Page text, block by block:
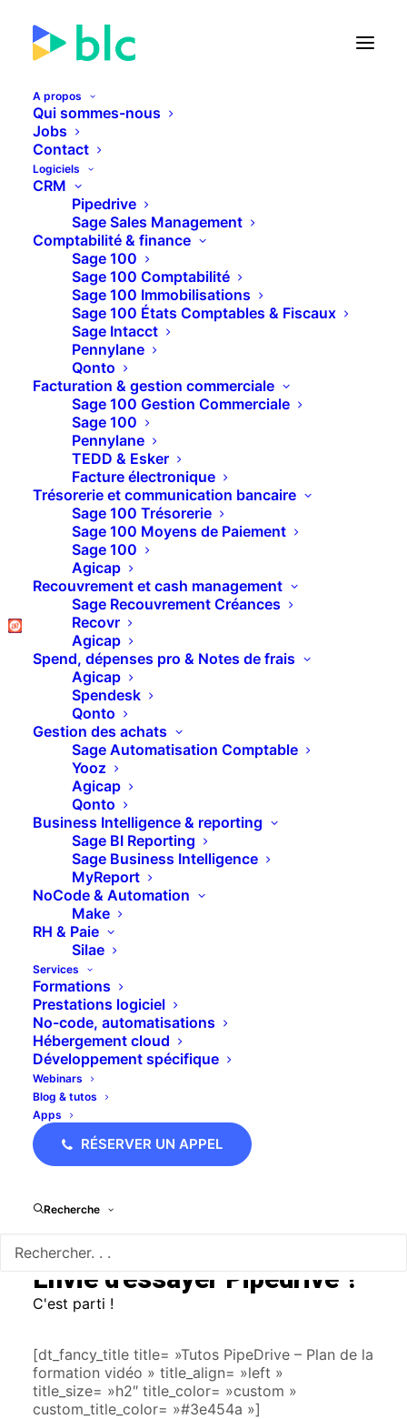
A propos
Qui sommes-nous
Jobs
Contact
Logiciels
CRM
Pipedrive
Sage Sales Management
Comptabilité & finance
Sage 100
Sage 100 Comptabilité
Sage 100 Immobilisations
Sage 100 États Comptables & Fiscaux
Sage Intacct
Pennylane
Qonto
Facturation & gestion commerciale
Sage 100 Gestion Commerciale
Sage 100
Pennylane
TEDD & Esker
Facture électronique
Trésorerie et communication bancaire
Sage 100 Trésorerie
Sage 100 Moyens de Paiement
Sage 100
Agicap
Recouvrement et cash management
Sage Recouvrement Créances
Recovr
Agicap
Spend, dépenses pro & Notes de frais
Agicap
Spendesk
Qonto
Gestion des achats
Sage Automatisation Comptable
Yooz
Agicap
Qonto
Business Intelligence & reporting
Sage BI Reporting
Sage Business Intelligence
MyReport
NoCode & Automation
Make
RH & Paie
Silae
Services
Formations
Prestations logiciel
No-code, automatisations
Hébergement cloud
Développement spécifique
Webinars
Blog & tutos
Apps
RÉSERVER UN APPEL
Recherche
🚀 Lancement de la Facture
25JOURS07HEURES56
PLUS D'INFOS
#11 – Tutos PipeDrive
– Comment faire des
devis dans Pipedrive
avec Pandadoc
C’est une question qu’on nous a souvent posé !
Comment faire un devis dans Pipedrive
signer en ligne
On a recherché la meilleure solution et elle
s’appelle «Pandadoc
Grâce à ce module pour allez pouvoir
automatiquement un devis
avec les champs
présents dans Pipedrive et les devis associés à
l’offre.
On vous montre tout ça dans la vidéo qui suit.
[dt_fancy_title title= »Tutos PipeDrive vidéo –
Faire un devis et l’envoyer en ligne »
title_align= »left » title_size= »h2″
title_color= »custom »
custom_title_color= »#3e454a »]
Envie d'essayer Pipedrive ?
C'est parti !
[dt_fancy_title title= »Tutos PipeDrive – Plan de la
formation vidéo » title_align= »left »
title_size= »h2″ title_color= »custom »
custom_title_color= »#3e454a »]